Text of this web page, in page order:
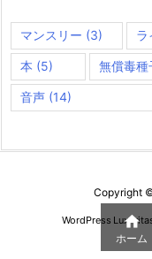
マンスリー (3) ラ
本 (5) 無償毒種
音声 (14)
Copyright
WordPress 
ホーム